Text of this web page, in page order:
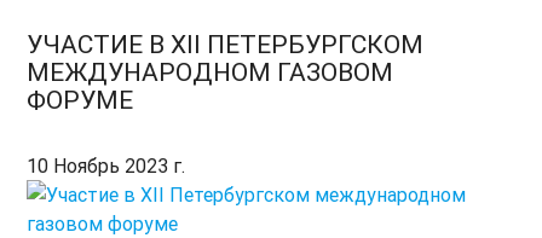
УЧАСТИЕ В XII ПЕТЕРБУРГСКОМ
МЕЖДУНАРОДНОМ ГАЗОВОМ
ФОРУМЕ
10 Ноябрь 2023 г.